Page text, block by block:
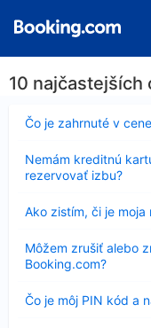
10 najčastejších
Čo je zahrnuté v
Nezobrazuje
sa
Nemám kreditnú
rezervovať izbu?
sa
Ako zistím, či je
sa
Môžem zrušiť alebo
Booking.com?
sa
Čo je môj PIN kód a
Nezobrazuje
sa